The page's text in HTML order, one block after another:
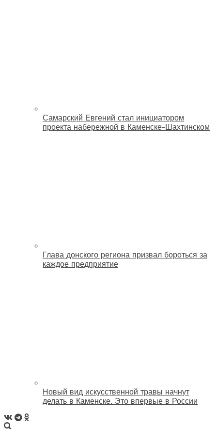
Самарский Евгений стал инициатором
проекта набережной в Каменске-Шахтинском
Глава донского региона призвал бороться за
каждое предприятие
Новый вид искусственной травы начнут
делать в Каменске. Это впервые в России